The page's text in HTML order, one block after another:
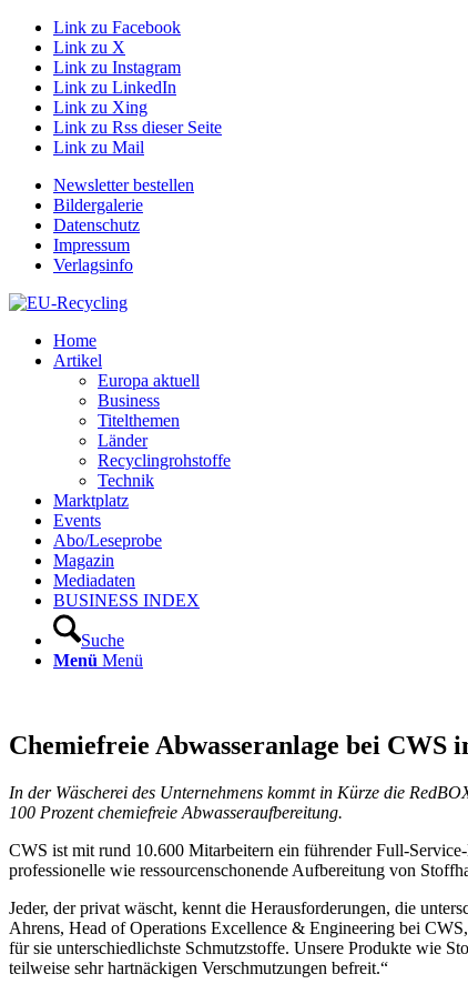
Link zu Facebook
Link zu X
Link zu Instagram
Link zu LinkedIn
Link zu Xing
Link zu Rss dieser Seite
Link zu Mail
Newsletter bestellen
Bildergalerie
Datenschutz
Impressum
Verlagsinfo
Home
Artikel
Europa aktuell
Business
Titelthemen
Länder
Recyclingrohstoffe
Technik
Marktplatz
Events
Abo/Leseprobe
Magazin
Mediadaten
BUSINESS INDEX
Suche
Menü Menü
Chemiefreie Abwasseranlage bei CWS
In der Wäscherei des Unternehmens kommt in Kürze die
100 Prozent chemiefreie Abwasseraufbereitung.
CWS ist mit rund 10.600 Mitarbeitern ein führender Full-
professionelle wie ressourcenschonende Aufbereitung von
Jeder, der privat wäscht, kennt die Herausforderungen, die
Ahrens, Head of Operations Excellence & Engineering bei
für sie unterschiedlichste Schmutzstoffe. Unsere Produkte wie
teilweise sehr hartnäckigen Verschmutzungen befreit.“